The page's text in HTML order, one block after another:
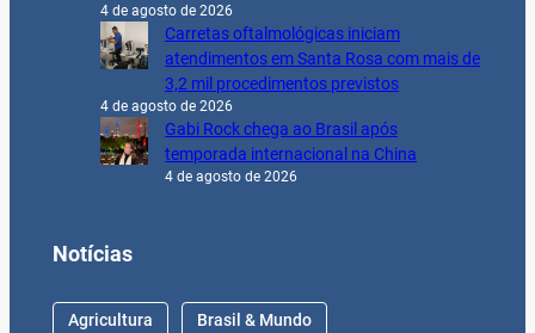
4 de agosto de 2026
Carretas oftalmológicas iniciam
atendimentos em Santa Rosa com mais de
3,2 mil procedimentos previstos
4 de agosto de 2026
Gabi Rock chega ao Brasil após
temporada internacional na China
4 de agosto de 2026
Notícias
Agricultura Brasil & Mundo